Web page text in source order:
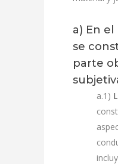
a) En
se
parte
a.1)